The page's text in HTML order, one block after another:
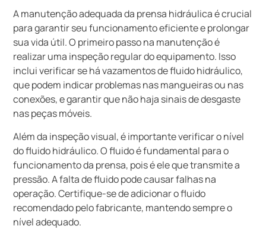
A manutenção adequada da prensa hidráulica é crucial
para garantir seu funcionamento eficiente e prolongar
sua vida útil. O primeiro passo na manutenção é
realizar uma inspeção regular do equipamento. Isso
inclui verificar se há vazamentos de fluido hidráulico,
que podem indicar problemas nas mangueiras ou nas
conexões, e garantir que não haja sinais de desgaste
nas peças móveis.
Além da inspeção visual, é importante verificar o nível
do fluido hidráulico. O fluido é fundamental para o
funcionamento da prensa, pois é ele que transmite a
pressão. A falta de fluido pode causar falhas na
operação. Certifique-se de adicionar o fluido
recomendado pelo fabricante, mantendo sempre o
nível adequado.